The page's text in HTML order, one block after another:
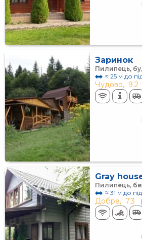
Заринок
Пилипець,
≈ 25 м до
Чудово, 9.2
Gray
Пилипець,
≈ 31 м до
Добре, 7.3